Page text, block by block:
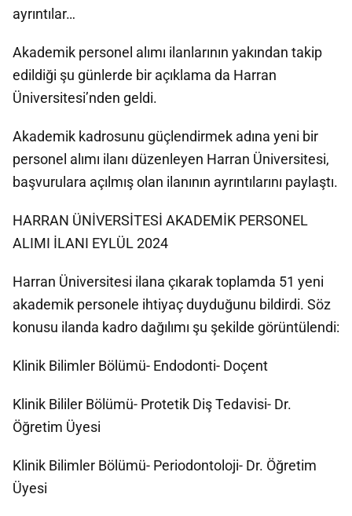
ayrıntılar…
Akademik personel alımı ilanlarının yakından takip
edildiği şu günlerde bir açıklama da Harran
Üniversitesi’nden geldi.
Akademik kadrosunu güçlendirmek adına yeni bir
personel alımı ilanı düzenleyen Harran Üniversitesi,
başvurulara açılmış olan ilanının ayrıntılarını paylaştı.
HARRAN ÜNİVERSİTESİ AKADEMİK PERSONEL
ALIMI İLANI EYLÜL 2024
Harran Üniversitesi ilana çıkarak toplamda 51 yeni
akademik personele ihtiyaç duyduğunu bildirdi. Söz
konusu ilanda kadro dağılımı şu şekilde görüntülendi:
Klinik Bilimler Bölümü- Endodonti- Doçent
Klinik Bililer Bölümü- Protetik Diş Tedavisi- Dr.
Öğretim Üyesi
Klinik Bilimler Bölümü- Periodontoloji- Dr. Öğretim
Üyesi